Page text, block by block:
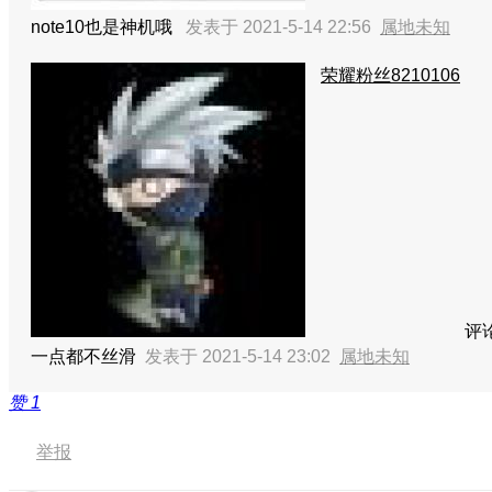
note10也是神机哦 发表于 2021-5-14 22:56 属地未知
荣耀粉丝8210106
评
一点都不丝滑 发表于 2021-5-14 23:02 属地未知
赞1
举报